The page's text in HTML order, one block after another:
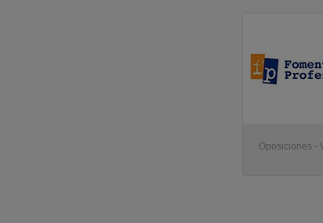
Oposiciones -